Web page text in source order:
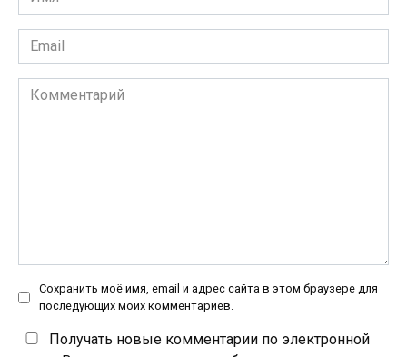
*
Email
*
Комментарий
Сохранить моё имя, email и адрес сайта в этом браузере для
последующих моих комментариев.
Получать новые комментарии по электронной